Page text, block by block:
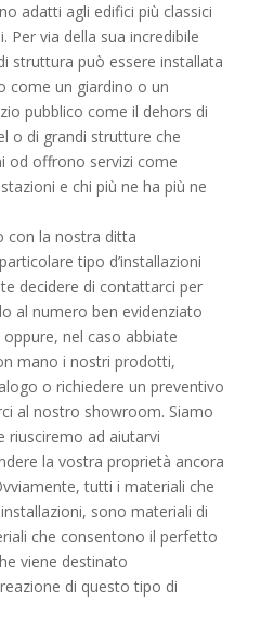
adatti agli edifici più classici
Per via della sua incredibile
struttura può essere installata
come un giardino o un
pubblico come il dehors di
o di grandi strutture che
od offrono servizi come
e chi più ne ha più ne
con la nostra ditta
tipo d’installazioni
decidere di contattarci per
al numero ben evidenziato
nel caso abbiate
mano i nostri prodotti,
o richiedere un preventivo
al nostro showroom. Siamo
riusciremo ad aiutarvi
la vostra proprietà ancora
tutti i materiali che
sono materiali di
che consentono il perfetto
viene destinato
di questo tipo di